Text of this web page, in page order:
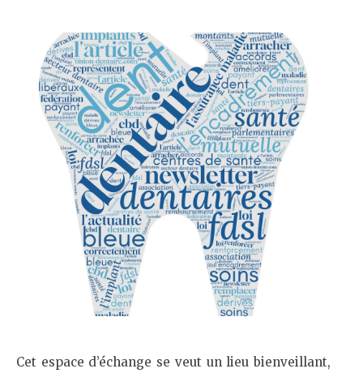
Cet espace d’échange se veut un lieu bienveillant,